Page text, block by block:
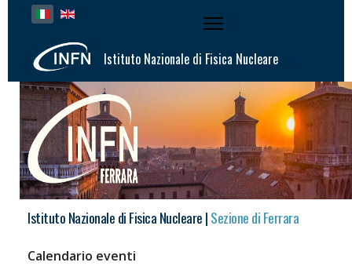
Seleziona la tua lingua
Istituto Nazionale di Fisica Nucleare
Istituto Nazionale di Fisica Nucleare |Sezione di Ferrara
Calendario eventi